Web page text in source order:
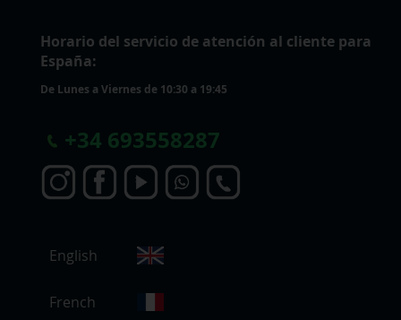
Horario del servicio de atención al cliente para
España:
De Lunes a Viernes de 10:30 a 19:45
+34 693558287
English
French